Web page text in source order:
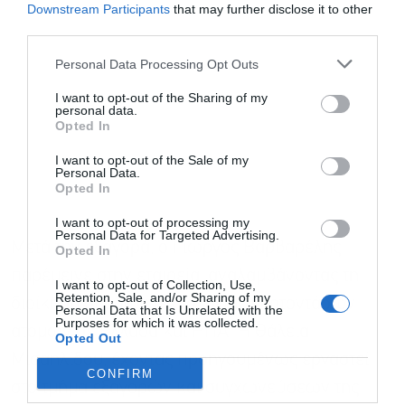
Downstream Participants that may further disclose it to other
Personal Data Processing Opt Outs
I want to opt-out of the Sharing of my
personal data.
Opted In
I want to opt-out of the Sale of my
Personal Data.
Opted In
I want to opt-out of processing my
Personal Data for Targeted Advertising.
Opted In
I want to opt-out of Collection, Use,
Retention, Sale, and/or Sharing of my
Personal Data that Is Unrelated with the
Purposes for which it was collected.
Opted Out
CONFIRM
Μετά την εξαγορά, ο Γιώργος Βαρβαρέλης
διοίκηση ομάδων τεχνολογίας εκατοντάδων
ατόμων σε Ελλάδα και ΗΠΑ. Η Θάλεια
Μισαηλίδου, έχοντας προηγουμένως εργαστεί
στο τμήμα εξαγορών και συγχωνεύσεων της